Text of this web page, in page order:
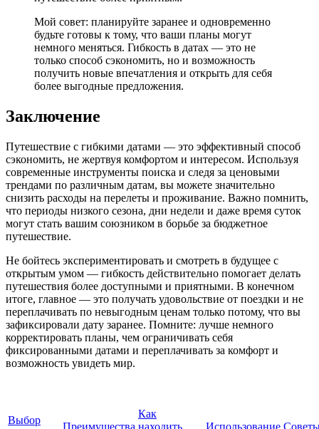
Мой совет: планируйте заранее и одновременно
будьте готовы к тому, что ваши планы могут
немного меняться. Гибкость в датах — это не
только способ сэкономить, но и возможность
получить новые впечатления и открыть для себя
более выгодные предложения.
Заключение
Путешествие с гибкими датами — это эффективный способ
сэкономить, не жертвуя комфортом и интересом. Используя
современные инструменты поиска и следя за ценовыми
трендами по различным датам, вы можете значительно
снизить расходы на перелеты и проживание. Важно помнить,
что периоды низкого сезона, дни недели и даже время суток
могут стать вашим союзником в борьбе за бюджетное
путешествие.
Не бойтесь экспериментировать и смотреть в будущее с
открытым умом — гибкость действительно помогает делать
путешествия более доступными и приятными. В конечном
итоге, главное — это получать удовольствие от поездки и не
переплачивать по невыгодным ценам только потому, что вы
зафиксировали дату заранее. Помните: лучше немного
корректировать планы, чем ограничивать себя
фиксированными датами и переплачивать за комфорт и
возможность увидеть мир.
Выбор
Как